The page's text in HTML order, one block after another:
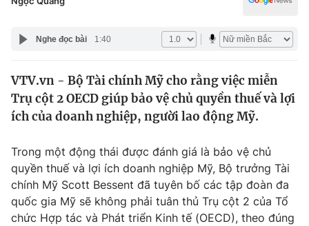
Pháp luật
Y tế
Thế giới
Tin tức
Câu chuyện quốc tế
Kinh tế
Tài chính
Thị trường
Góc doanh nghiệp
Dữ liệu và đời sống
Truyền hình
Công nghệ
Nghe đọc bài 1:40
VTV.vn - Bộ Tài chính Mỹ cho rằng việc miễn
Trụ cột 2 OECD giúp bảo vệ chủ quyền thuế và lợi
ích của doanh nghiệp, người lao động Mỹ.
Trong một động thái được đánh giá là bảo vệ chủ
quyền thuế và lợi ích doanh nghiệp Mỹ, Bộ trưởng Tài
chính Mỹ Scott Bessent đã tuyên bố các tập đoàn đa
quốc gia Mỹ sẽ không phải tuân thủ Trụ cột 2 của Tổ
chức Hợp tác và Phát triển Kinh tế (OECD), theo đúng